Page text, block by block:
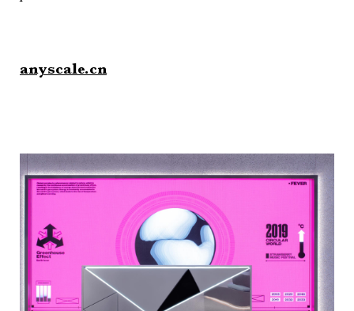
anyscale.cn